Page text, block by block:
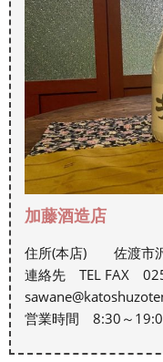
加藤酒造店
住所(本店) 佐渡市
連絡先 TEL FAX
営業時間 8:30～